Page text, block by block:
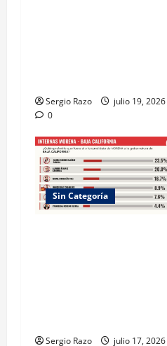
Sergio Razo
julio 19, 2026
0
Sin Categoría
Sergio Razo
julio 17, 2026